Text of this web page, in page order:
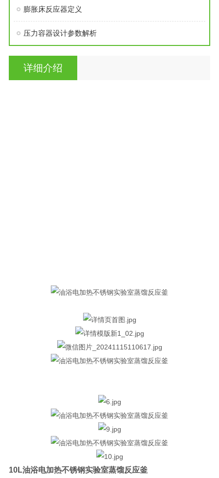
膨胀床反应器定义
压力容器设计参数解析
详细介绍
10L油浴电加热不锈钢实验室蒸馏反应釜